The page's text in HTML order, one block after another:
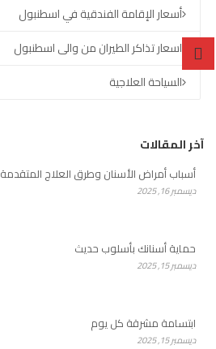
أسعار الإقامة الفندقية في اسطنبول
اسعار تذاكر الطيران من والى اسطنبول
السياحة العلاجية
آخر المقالات
أسباب أمراض الأسنان وطرق العلاج المتقدمة
ديسمبر 16, 2025
حماية أسنانك بأسلوب حديث
ديسمبر 15, 2025
ابتسامة مشرقة كل يوم
ديسمبر 15, 2025